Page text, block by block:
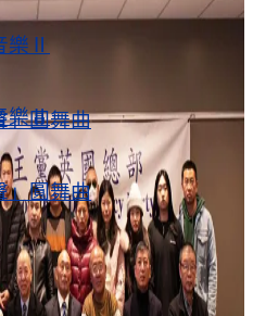
樂Ⅱ
」圓舞曲
樂Ⅱ
」圓舞曲